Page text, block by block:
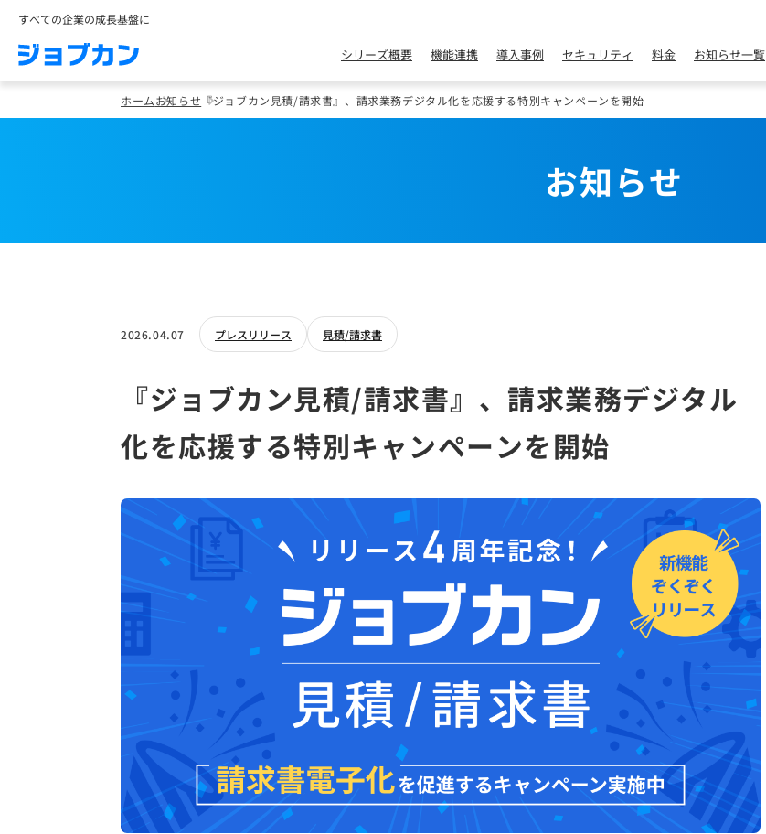
すべての企業の成長基盤に
シリーズ概要 機能連携 導入事例 セキュリティ 料金 お知らせ一覧
ホームお知らせ 『ジョブカン見積/請求書』、請求業務デジタル化を応援する特別キャンペーンを開始
お知らせ
2026.04.07 プレスリリース 見積/請求書
『ジョブカン見積/請求書』、請求業務デジタル
化を応援する特別キャンペーンを開始